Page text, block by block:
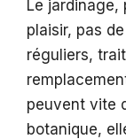
Le jardinage,
plaisir, pas
réguliers,
peuvent vite
botanique,